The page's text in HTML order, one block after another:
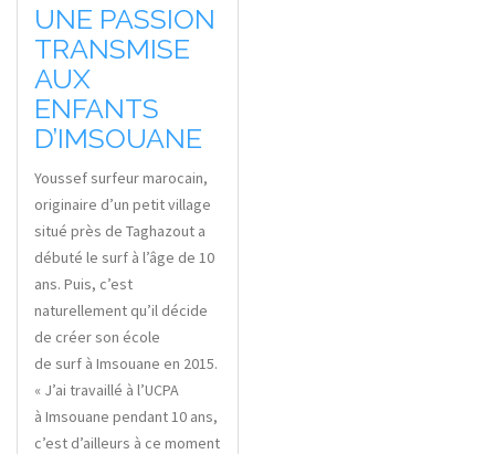
UNE PASSION
TRANSMISE
AUX
ENFANTS
D’IMSOUANE
Youssef surfeur marocain,
originaire d’un petit village
situé près de Taghazout a
débuté le surf à l’âge de 10
ans. Puis, c’est
naturellement qu’il décide
de créer son école
de surf à Imsouane en 2015.
« J’ai travaillé à l’UCPA
à Imsouane pendant 10 ans,
c’est d’ailleurs à ce moment